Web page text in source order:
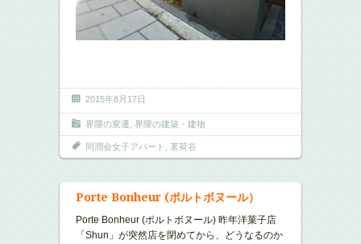
2015年8月17日
界隈の変遷 界隈の建築・建物
同潤会女子アパート 茗荷谷
Porte Bonheur (ポルトボヌール）
Porte Bonheur (ポルトボヌール) 昨年洋菓子店
「Shun」が突然店を閉めてから、どうなるのか